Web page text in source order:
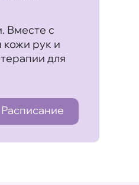
Вместе с
рук и
для
Расписание